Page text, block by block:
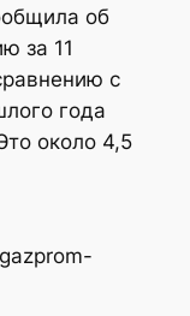
об
за 11
с
года
около 4,5